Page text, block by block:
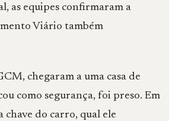
as equipes confirmaram a
Viário também
chegaram a uma casa de
como segurança, foi preso. Em
chave do carro, qual ele